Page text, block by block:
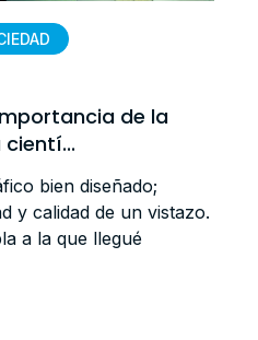
ACTUALIDAD
España no es país para
bandera que enarbolaron dos
investigadoras en una
escudo, modificado, incluía